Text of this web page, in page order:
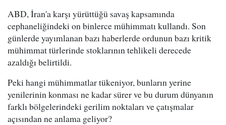
ABD, İran'a karşı yürüttüğü savaş kapsamında
cephaneliğindeki on binlerce mühimmatı kullandı. Son
günlerde yayımlanan bazı haberlerde ordunun bazı kritik
mühimmat türlerinde stoklarının tehlikeli derecede
azaldığı belirtildi.
Peki hangi mühimmatlar tükeniyor, bunların yerine
yenilerinin konması ne kadar sürer ve bu durum dünyanın
farklı bölgelerindeki gerilim noktaları ve çatışmalar
açısından ne anlama geliyor?